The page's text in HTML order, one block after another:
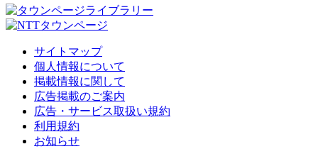
サイトマップ
個人情報について
掲載情報に関して
広告掲載のご案内
広告・サービス取扱い規約
利用規約
お知らせ